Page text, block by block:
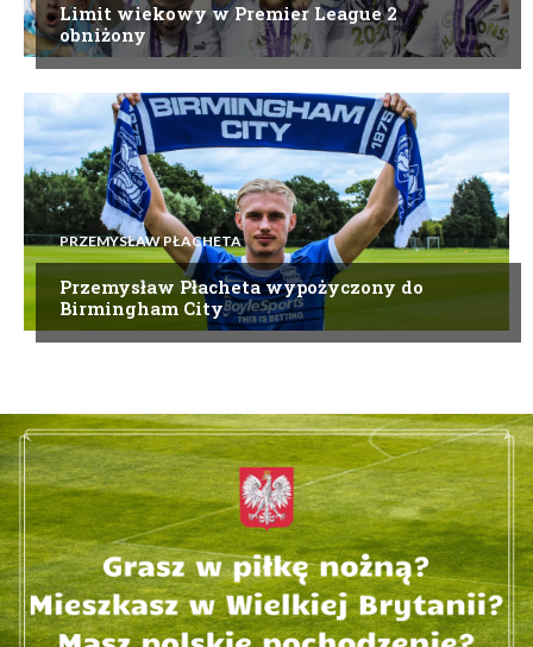
Limit wiekowy w Premier League 2
obniżony
PRZEMYSŁAW PŁACHETA
Przemysław Płacheta wypożyczony do
Birmingham City